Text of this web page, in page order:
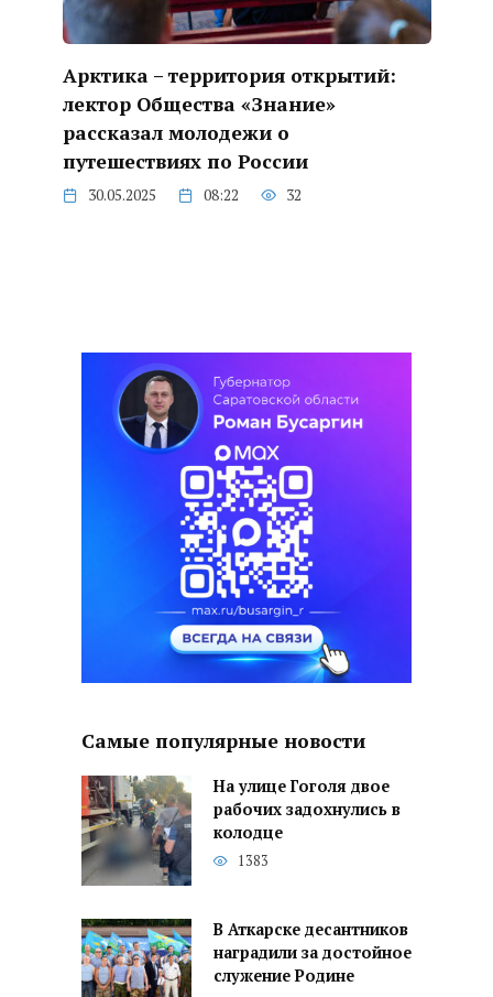
Арктика – территория открытий:
лектор Общества «Знание»
рассказал молодежи о
путешествиях по России
30.05.2025 08:22 32
Самые популярные новости
На улице Гоголя двое
рабочих задохнулись в
колодце
1383
В Аткарске десантников
наградили за достойное
служение Родине